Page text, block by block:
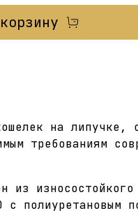
на липучке,
требованиям
из
с полиуретановым